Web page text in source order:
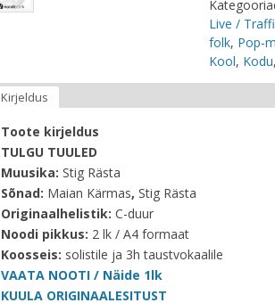
Live /
folk, Pop-
Kool, Kodu,
Kirjeldus
Toote kirjeldus
TULGU TUULED
Muusika: Stig Rästa
Sõnad: Maian Kärmas, Stig Rästa
Originaalhelistik: C-duur
Noodi pikkus: 2 lk / A4 formaat
Koosseis: solistile ja 3h taustvokaalile
VAATA NOOTI / Näide 1lk
KUULA ORIGINAALESITUST